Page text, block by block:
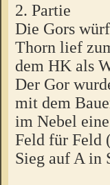
2. Partie
Die Gors
Thorn lief
dem HK als
Der Gor
mit dem
im Nebel
Feld für Feld
Sieg auf A in